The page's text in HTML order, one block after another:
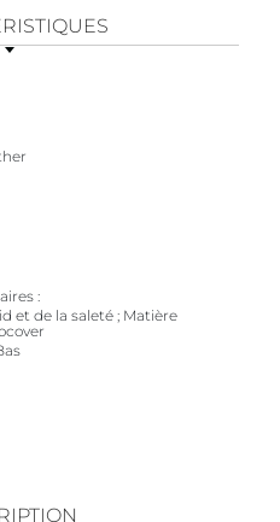
et de la saleté ; Matière